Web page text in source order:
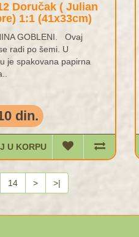
Doručak ( Julian
1:1 (41x33cm)
GOBLENI. Ovaj
radi po šemi. U
je spakovana papirna
din.
U KORPU
14 > >|